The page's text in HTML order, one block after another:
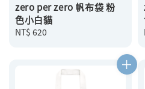
zero per zero 帆布袋 粉
色小白貓
Regular
NT$ 620